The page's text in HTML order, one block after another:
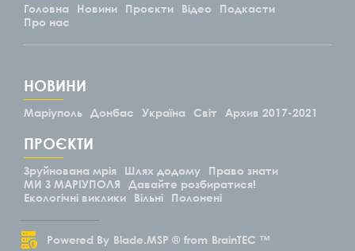
Головна Новини Проєкти Відео
Подкасти
Про нас
НОВИНИ
Маріуполь Донбас Україна Світ Архив 2017-2021
ПРОЄКТИ
Зруйнована мрія Шлях додому
Право знати
МИ З МАРІУПОЛЯ
Давайте розбиратися!
Екологічні виклики
Вільні Полонені
Powered By Blade.MSP ® from BrainTEC ™